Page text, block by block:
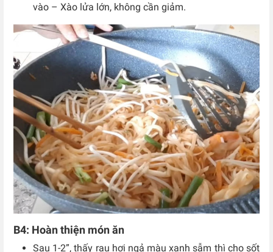
vào – Xào lửa lớn, không cần giảm.
B4: Hoàn thiện món ăn
Sau 1-2”, thấy rau hơi ngả màu xanh sẫm thì cho sốt